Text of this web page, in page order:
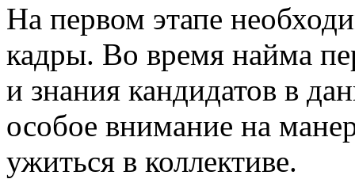
На первом этапе
кадры. Во время найма
и знания кандидатов в
особое внимание на
ужиться в коллективе.